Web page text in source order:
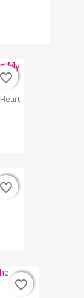
favorite_border
favorite_border
favorite_border
favorite_border
favorite_border
favorite_border